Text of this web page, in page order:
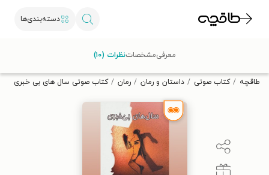
دسته‌بندی‌ها
تخفیف از طاقچه دریافت کن.
طاقچه کتاب صوتی داستان و رمان رمان کتاب صوتی سال‌ های بی‌ خبری
معرفیمشخصاتنظرات (۱۰)